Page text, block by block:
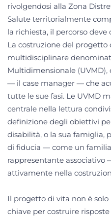
rivolgendosi alla Zona
Salute territorialmente
la richiesta, il percorso
La costruzione del progetto
multidisciplinare
Multidimensionale
— il case manager — che
tutte le sue fasi. Le UVMD
centrale nella lettura
definizione degli obiettivi
disabilità, o la sua famiglia,
di fiducia — come un
rappresentante associativo
attivamente nella
Il progetto di vita non è
chiave per costruire